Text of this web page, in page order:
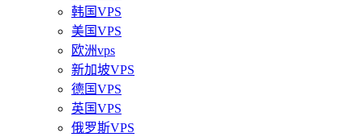
韩国VPS
美国VPS
欧洲vps
新加坡VPS
德国VPS
英国VPS
俄罗斯VPS